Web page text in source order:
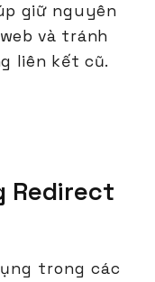
giữ nguyên
và tránh
liên kết cũ.
Redirect
trong các